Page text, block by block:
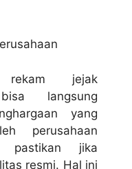
rekam jejak
langsung
yang
perusahaan
pastikan jika
resmi. Hal ini